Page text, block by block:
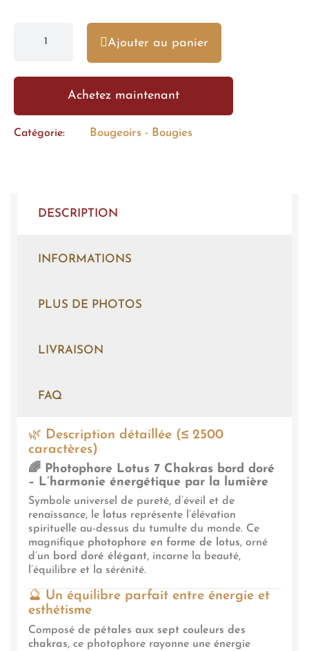
Ajouter au panier
Achetez maintenant
Catégorie Bougeoirs - Bougies
DESCRIPTION
INFORMATIONS
PLUS DE PHOTOS
LIVRAISON
FAQ
🌿 Description détaillée (≤ 2500
caractères)
🌈 Photophore Lotus 7 Chakras bord doré
– L’harmonie énergétique par la lumière
Symbole universel de pureté, d’éveil et de
renaissance, le lotus représente l’élévation
spirituelle au-dessus du tumulte du monde. Ce
magnifique photophore en forme de lotus, orné
d’un bord doré élégant, incarne la beauté,
l’équilibre et la sérénité.
🔮 Un équilibre parfait entre énergie et
esthétisme
Composé de pétales aux sept couleurs des
chakras, ce photophore rayonne une énergie